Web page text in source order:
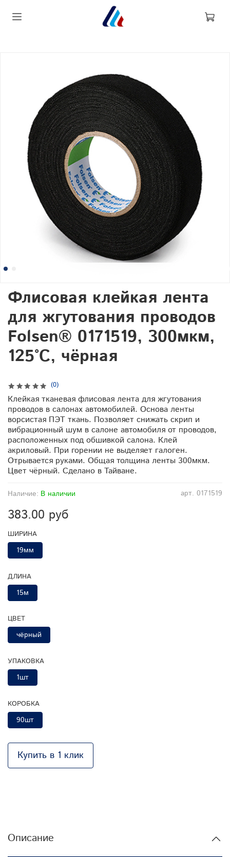
(0)
арт. 0171519
Наличие: В наличии
Флисовая клейкая лента
для жгутования проводов
Folsen® 0171519, 300мкм,
125°С, чёрная
383.00 руб
Купить в 1 клик
ШИРИНА
19мм
ДЛИНА
15м
ЦВЕТ
чёрный
УПАКОВКА
1шт
КОРОБКА
90шт
Клейкая тканевая флисовая лента для жгутования
проводов в салонах автомобилей. Основа ленты
ворсистая ПЭТ ткань. Позволяет снижать скрип и
вибрационный шум в салоне автомобиля от проводов,
расположенных под обшивкой салона. Клей
акриловый. При горении не выделяет галоген.
Отрывается руками. Общая толщина ленты 300мкм.
Цвет чёрный. Сделано в Тайване.
Описание